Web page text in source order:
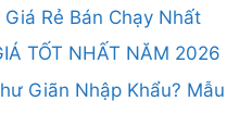
Rẻ Bán Chạy Nhất
TỐT NHẤT NĂM 2026
Giãn Nhập Khẩu? Mẫu